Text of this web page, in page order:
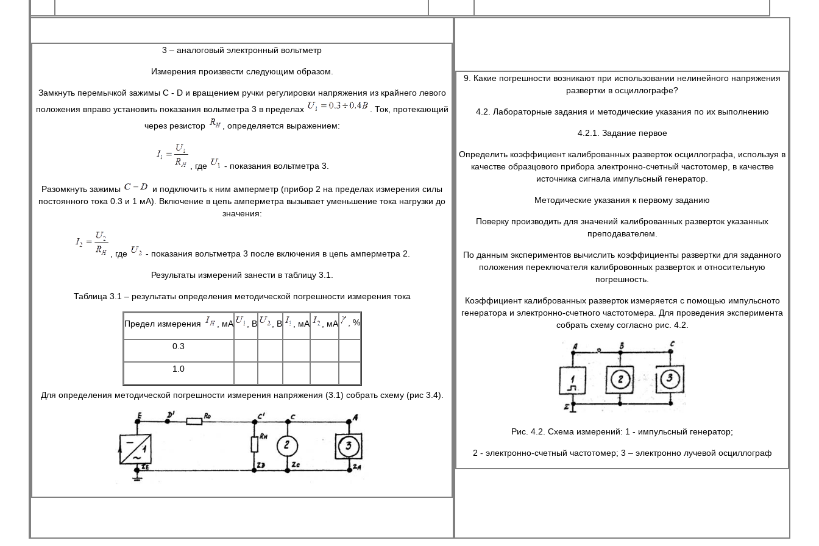
3 – аналоговый электронный вольтметр
Измерения произвести следующим образом.
Замкнуть перемычкой зажимы C - D и вращением ручки регулировки напряжения из крайнего левого
положения вправо установить показания вольтметра 3 в пределах
. Ток, протекающий
через резистор
, определяется выражением:
, где - показания вольтметра 3.
Разомкнуть зажимы
и подключить к ним амперметр (прибор 2 на пределах измерения силы
постоянного тока 0.3 и 1 мА). Включение в цепь амперметра вызывает уменьшение тока нагрузки до
значения:
, где - показания вольтметра 3 после включения в цепь амперметра 2.
Результаты измерений занести в таблицу 3.1.
Таблица 3.1 – результаты определения методической погрешности измерения тока
Предел измерения , мА , В , В , мА , мА , %
0.3
1.0
Для определения методической погрешности измерения напряжения (3.1) собрать схему (рис 3.4).
9. Какие погрешности возникают при использовании нелинейного напряжения
развертки в осциллографе?
4.2. Лабораторные задания и методические указания по их выполнению
4.2.1. Задание первое
Определить коэффициент калиброванных разверток осциллографа, используя в
качестве образцового прибора электронно-счетный частотомер, в качестве
источника сигнала импульсный генератор.
Методические указания к первому заданию
Поверку производить для значений калиброванных разверток указанных
преподавателем.
По данным экспериментов вычислить коэффициенты развертки для заданного
положения переключателя калибровонных разверток и относительную
погрешность.
Коэффициент калиброванных разверток измеряется с помощью импульсното
генератора и электронно-счетного частотомера. Для проведения эксперимента
собрать схему согласно рис. 4.2.
Рис. 4.2. Схема измерений: 1 - импульсный генератор;
2 - электронно-счетный частотомер; 3 – электронно лучевой осциллограф